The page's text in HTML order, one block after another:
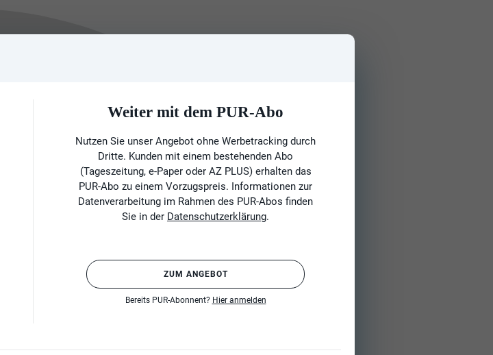
Weiter mit dem PUR-Abo
Nutzen Sie unser Angebot ohne Werbetracking durch
Dritte. Kunden mit einem bestehenden Abo
(Tageszeitung, e-Paper oder AZ PLUS) erhalten das
PUR-Abo zu einem Vorzugspreis. Informationen zur
Datenverarbeitung im Rahmen des PUR-Abos finden
Sie in der Datenschutzerklärung.
ZUM ANGEBOT
Bereits PUR-Abonnent? Hier anmelden